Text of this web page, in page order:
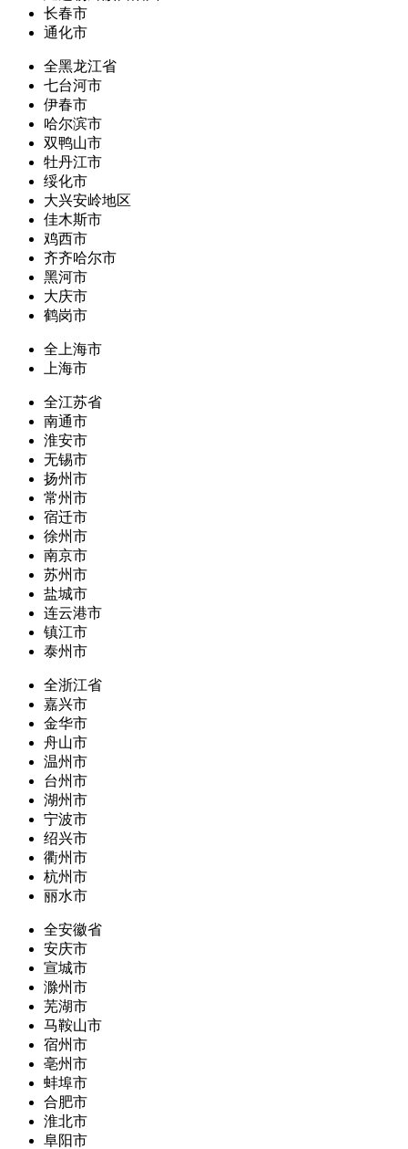
长春市
通化市
全黑龙江省
七台河市
伊春市
哈尔滨市
双鸭山市
牡丹江市
绥化市
大兴安岭地区
佳木斯市
鸡西市
齐齐哈尔市
黑河市
大庆市
鹤岗市
全上海市
上海市
全江苏省
南通市
淮安市
无锡市
扬州市
常州市
宿迁市
徐州市
南京市
苏州市
盐城市
连云港市
镇江市
泰州市
全浙江省
嘉兴市
金华市
舟山市
温州市
台州市
湖州市
宁波市
绍兴市
衢州市
杭州市
丽水市
全安徽省
安庆市
宣城市
滁州市
芜湖市
马鞍山市
宿州市
亳州市
蚌埠市
合肥市
淮北市
阜阳市